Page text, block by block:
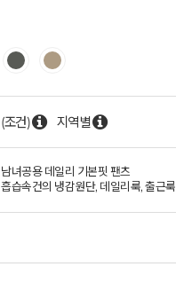
(조건) 지역별
남녀공용 데일리 기본핏 팬츠
흡습속건의 냉감원단, 데일리룩, 출근룩